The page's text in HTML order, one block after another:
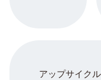
アップサイクル